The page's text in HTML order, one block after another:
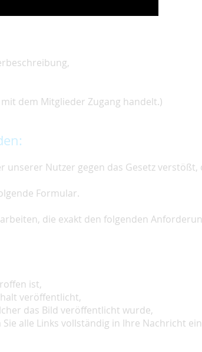
dem Mitglieder Zugang handelt.)
unserer Nutzer gegen das Gesetz
Formular.
die exakt den folgenden
ist,
veröffentlicht,
das Bild veröffentlicht wurde,
alle Links vollständig in Ihre Nachricht